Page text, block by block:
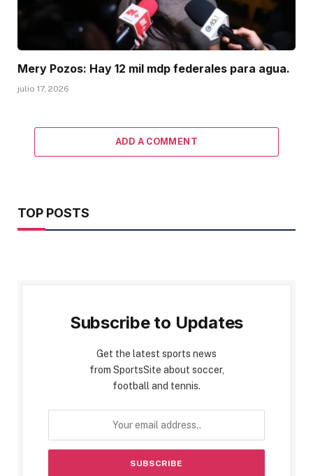
Mery Pozos: Hay 12 mil mdp federales para agua.
julio 17, 2026
ADD A COMMENT
TOP POSTS
Subscribe to Updates
Get the latest sports news
from SportsSite about soccer,
football and tennis.